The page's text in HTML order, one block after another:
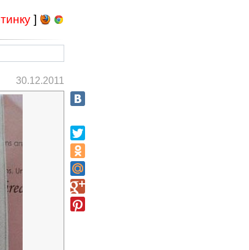
]
30.12.2011